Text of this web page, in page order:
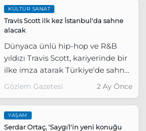
yapacak.
KÜLTÜR SANAT
Travis Scott ilk kez İstanbul'da sahne
alacak
Dünyaca ünlü hip-hop ve R&B
yıldızı Travis Scott, kariyerinde bir
ilke imza atarak Türkiye'de sahne
almaya hazırlanıyor.
Gözlem Gazetesi 2 Ay Önce
YAŞAM
Serdar Ortaç, 'Saygı1'in yeni konuğu